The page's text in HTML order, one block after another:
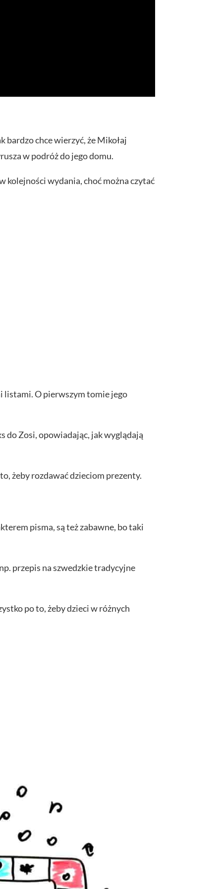
bardzo chce wierzyć, że Mikołaj
w podróż do jego domu.
kolejności wydania, choć można czytać
listami. O pierwszym tomie jego
do Zosi, opowiadając, jak wyglądają
żeby rozdawać dzieciom prezenty.
pisma, są też zabawne, bo taki
przepis na szwedzkie tradycyjne
po to, żeby dzieci w różnych